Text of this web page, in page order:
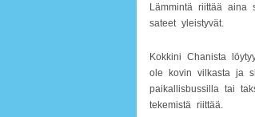
Lämmintä riittää aina
sateet yleistyvät.
Kokkini Chanista
ole kovin vilkasta ja
paikallisbussilla tai
tekemistä riittää.